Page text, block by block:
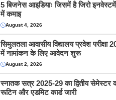
5 बिजनेस आइडियाः जिसमें है जिरो
में कमाइ
August 4, 2026
सिमुलतला आवासीय विद्यालय प्रवेश परीक्षा
में नामांकन के लिए आवेदन शुरू
August 2, 2026
स्नातक सत्र 2025-29 का द्वितीय सेमेस्टर
रूटिन और एडमिट कार्ड जारी